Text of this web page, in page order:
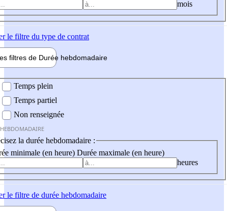
mois
le filtre du type de contrat
filtres de Durée hebdomadaire
Temps plein
Temps partiel
Non renseignée
la durée hebdomadaire :
minimale (en heure) Durée maximale (en heure)
heures
le filtre de durée hebdomadaire